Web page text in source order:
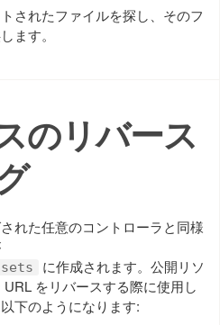
されたファイルを探し、そのフ
ます。
のリバース
れた任意のコントローラと同様
に作成されます。公開リソ
をリバースする際に使用し
下のようになります: